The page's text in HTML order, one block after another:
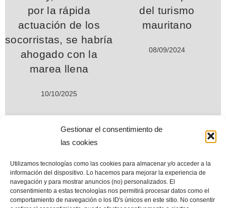
Gestionar el consentimiento de
las cookies
Utilizamos tecnologías como las cookies para almacenar y/o acceder a la
información del dispositivo. Lo hacemos para mejorar la experiencia de
navegación y para mostrar anuncios (no) personalizados. El
consentimiento a estas tecnologías nos permitirá procesar datos como el
comportamiento de navegación o los ID's únicos en este sitio. No consentir
por la rápida
actuación de los
socorristas, se habría
ahogado con la
marea llena
10/10/2025
del turismo
mauritano
08/09/2024
www.miplayadelascanteras.com. Desde septiembre de 2004. Todos
los derechos reservados © (All Rights Reserved©)
Esta web es el mayor repositorio de información sobre la playa de
Las Canteras. Sus contenidos están en permanente revisión y